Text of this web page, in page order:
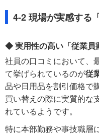
4-2 現場が実感する
◆ 実用性の高い「従業員
社員の口コミにおいて、
て挙げられているのが従
品や日用品を割引価格で
買い替えの際に実質的な
れているようです。
特に本部勤務や事技職層